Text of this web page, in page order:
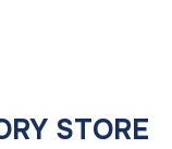
STORE